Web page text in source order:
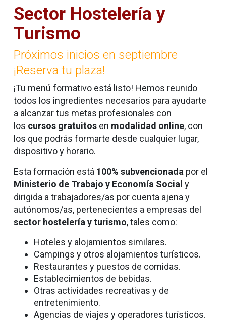
Sector Hostelería y
Turismo
Próximos inicios en septiembre
¡Reserva tu plaza!
¡Tu menú formativo está listo! Hemos reunido
todos los ingredientes necesarios para ayudarte
a alcanzar tus metas profesionales con
los cursos gratuitosen modalidad online, con
los que podrás formarte desde cualquier lugar,
dispositivo y horario.
Esta formación está 100% subvencionada por el
Ministerio de Trabajo y Economía Social y
dirigida a trabajadores/as por cuenta ajena y
autónomos/as, pertenecientes a empresas del
sector hostelería y turismo, tales como:
Hoteles y alojamientos similares.
Campings y otros alojamientos turísticos.
Restaurantes y puestos de comidas.
Establecimientos de bebidas.
Otras actividades recreativas y de
entretenimiento.
Agencias de viajes y operadores turísticos.